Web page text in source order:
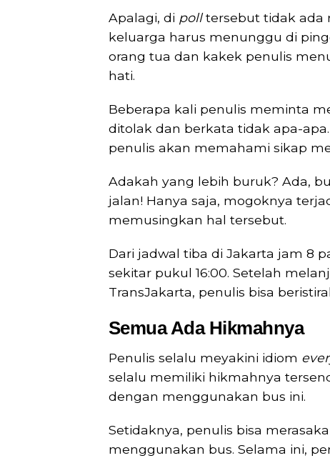
Apalagi, di polltersebut tidak ada
keluarga harus menunggu di
orang tua dan kakek penulis
hati.
Beberapa kali penulis meminta
ditolak dan berkata tidak apa-
penulis akan memahami sikap
Adakah yang lebih buruk? Ada,
jalan! Hanya saja, mogoknya
memusingkan hal tersebut.
Dari jadwal tiba di Jakarta jam 8
sekitar pukul 16:00. Setelah
TransJakarta, penulis bisa
Semua Ada Hikmahnya
Penulis selalu meyakini idiom
selalu memiliki hikmahnya
dengan menggunakan bus ini.
Setidaknya, penulis bisa
menggunakan bus. Selama ini,